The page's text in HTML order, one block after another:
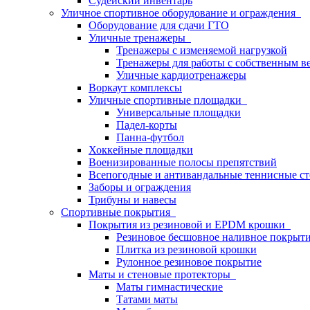
Уличное спортивное оборудование и ограждения
Оборудование для сдачи ГТО
Уличные тренажеры
Тренажеры с изменяемой нагрузкой
Тренажеры для работы с собственным
Уличные кардиотренажеры
Воркаут комплексы
Уличные спортивные площадки
Универсальные площадки
Падел-корты
Панна-футбол
Хоккейные площадки
Военизированные полосы препятствий
Всепогодные и антивандальные теннисные
Заборы и ограждения
Трибуны и навесы
Спортивные покрытия
Покрытия из резиновой и EPDM крошки
Резиновое бесшовное наливное
Плитка из резиновой крошки
Рулонное резиновое покрытие
Маты и стеновые протекторы
Маты гимнастические
Татами маты